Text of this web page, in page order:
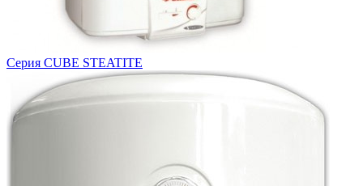
Серия CUBE STEATITE